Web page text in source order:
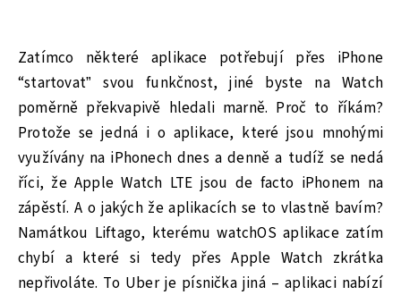
Zatímco některé aplikace potřebují přes iPhone
“startovat” svou funkčnost, jiné byste na Watch
poměrně překvapivě hledali marně. Proč to říkám?
Protože se jedná i o aplikace, které jsou mnohými
využívány na iPhonech dnes a denně a tudíž se nedá
říci, že Apple Watch LTE jsou de facto iPhonem na
zápěstí. A o jakých že aplikacích se to vlastně bavím?
Namátkou Liftago, kterému watchOS aplikace zatím
chybí a které si tedy přes Apple Watch zkrátka
nepřivoláte. To Uber je písnička jiná – aplikaci nabízí